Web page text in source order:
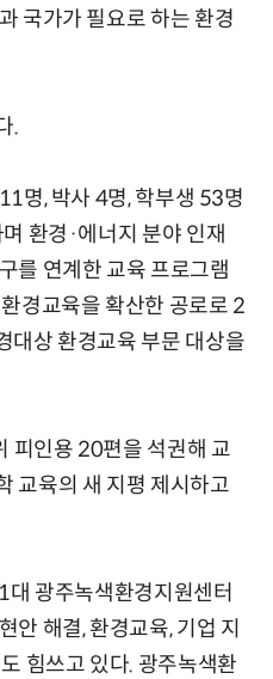
국가가 필요로 하는 환경
.
명, 박사 4명, 학부생 53명
환경·에너지 분야 인재
를 연계한 교육 프로그램
경교육을 확산한 공로로 2
상 환경교육 부문 대상을
피인용 20편을 석권해 교
교육의 새 지평 제시하고
광주녹색환경지원센터
안 해결, 환경교육, 기업 지
힘쓰고 있다. 광주녹색환